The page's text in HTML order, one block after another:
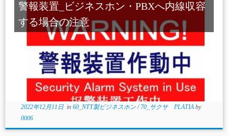
警報装置_ビジネスホン・PBXへ内線収容
する場合の注意
2022年12月11日in 60_NTT製ビジネスホン/ 70_サクサ PLATIAby
0006